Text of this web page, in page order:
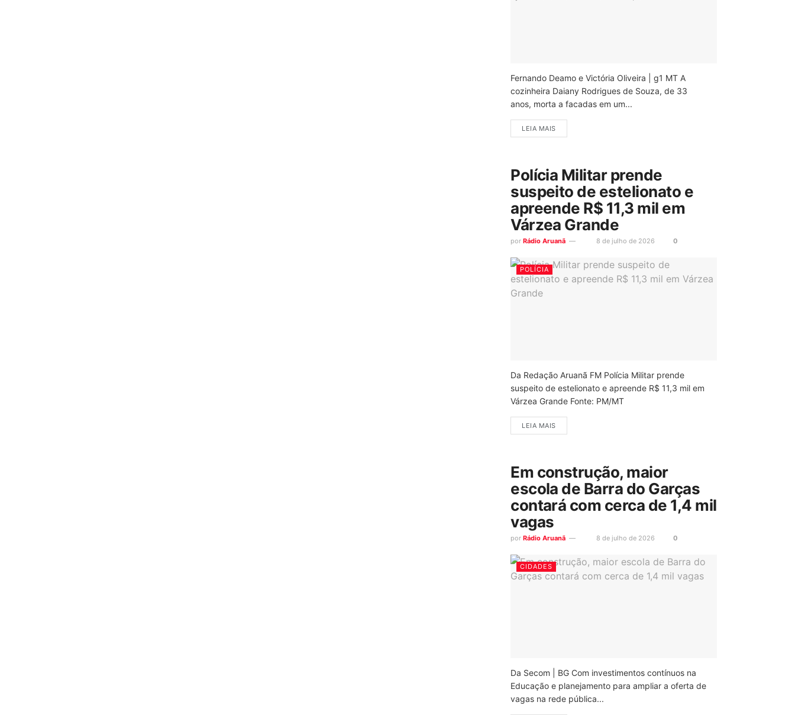
Fernando Deamo e Victória Oliveira | g1 MT A
cozinheira Daiany Rodrigues de Souza, de 33
anos, morta a facadas em um...
LEIA MAIS
Polícia Militar prende
suspeito de estelionato e
apreende R$ 11,3 mil em
Várzea Grande
por Rádio Aruanã 8 de julho de 2026 0
POLÍCIA
Da Redação Aruanã FM Polícia Militar prende
suspeito de estelionato e apreende R$ 11,3 mil em
Várzea Grande Fonte: PM/MT
LEIA MAIS
Em construção, maior
escola de Barra do Garças
contará com cerca de 1,4 mil
vagas
por Rádio Aruanã 8 de julho de 2026 0
CIDADES
Da Secom | BG Com investimentos contínuos na
Educação e planejamento para ampliar a oferta de
vagas na rede pública...